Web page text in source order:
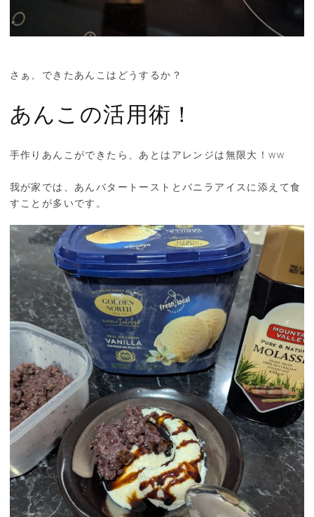
さぁ、できたあんこはどうするか？
あんこの活用術！
手作りあんこができたら、あとはアレンジは無限大！ww
我が家では、あんバタートーストとバニラアイスに添えて食
すことが多いです。